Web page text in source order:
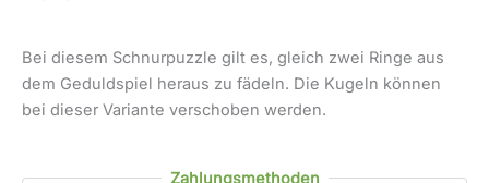
Bei diesem Schnurpuzzle gilt es, gleich zwei Ringe aus
dem Geduldspiel heraus zu fädeln. Die Kugeln können
bei dieser Variante verschoben werden.
Zahlungsmethoden